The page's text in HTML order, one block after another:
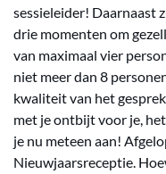
sessieleider! Daarnaast
drie momenten om
van maximaal vier
niet meer dan 8
kwaliteit van het
met je ontbijt voor je,
je nu meteen aan!
Nieuwjaarsreceptie.